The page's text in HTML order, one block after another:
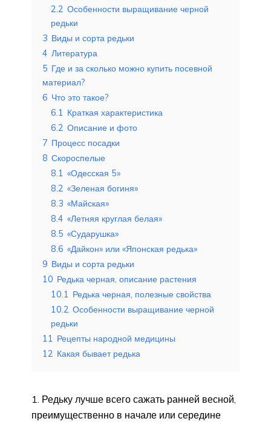
2.2 Особенности выращивание черной
редьки
3 Виды и сорта редьки
4 Литература
5 Где и за сколько можно купить посевной
материал?
6 Что это такое?
6.1 Краткая характеристика
6.2 Описание и фото
7 Процесс посадки
8 Скороспелые
8.1 «Одесская 5»
8.2 «Зеленая богиня»
8.3 «Майская»
8.4 «Летняя круглая белая»
8.5 «Сударушка»
8.6 «Дайкон» или «Японская редька»
9 Виды и сорта редьки
10 Редька черная, описание растения
10.1 Редька черная, полезные свойства
10.2 Особенности выращивание черной
редьки
11 Рецепты народной медицины
12 Какая бывает редька
Редьку лучше всего сажать ранней весной,
преимущественно в начале или середине